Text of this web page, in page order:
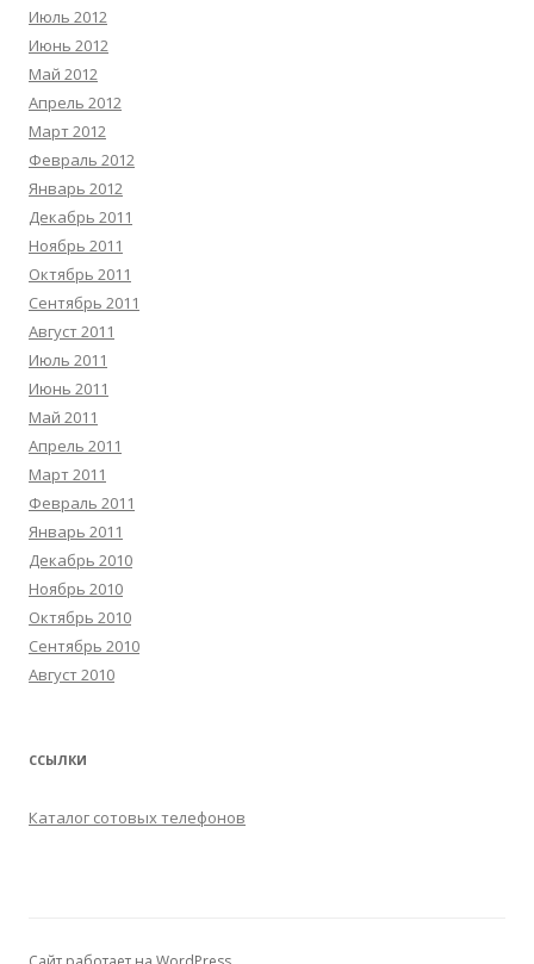
Июль 2012
Июнь 2012
Май 2012
Апрель 2012
Март 2012
Февраль 2012
Январь 2012
Декабрь 2011
Ноябрь 2011
Октябрь 2011
Сентябрь 2011
Август 2011
Июль 2011
Июнь 2011
Май 2011
Апрель 2011
Март 2011
Февраль 2011
Январь 2011
Декабрь 2010
Ноябрь 2010
Октябрь 2010
Сентябрь 2010
Август 2010
ССЫЛКИ
Каталог сотовых телефонов